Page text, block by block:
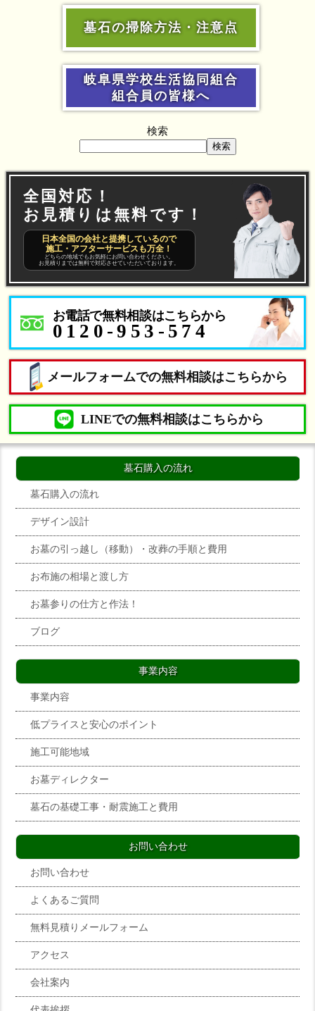
墓石の掃除方法・注意点
岐阜県学校生活協同組合
組合員の皆様へ
検索
検索
全国対応！
お見積りは無料です！
日本全国の会社と提携しているので
施工・アフターサービスも万全！
どちらの地域でもお気軽にお問い合わせください。
お見積りまでは無料で対応させていただいております。
お電話で無料相談はこちらから
0120-953-574
メールフォームでの無料相談はこちらから
LINEでの無料相談はこちらから
墓石購入の流れ
墓石購入の流れ
デザイン設計
お墓の引っ越し（移動）・改葬の手順と費用
お布施の相場と渡し方
お墓参りの仕方と作法！
ブログ
事業内容
事業内容
低プライスと安心のポイント
施工可能地域
お墓ディレクター
墓石の基礎工事・耐震施工と費用
お問い合わせ
お問い合わせ
よくあるご質問
無料見積りメールフォーム
アクセス
会社案内